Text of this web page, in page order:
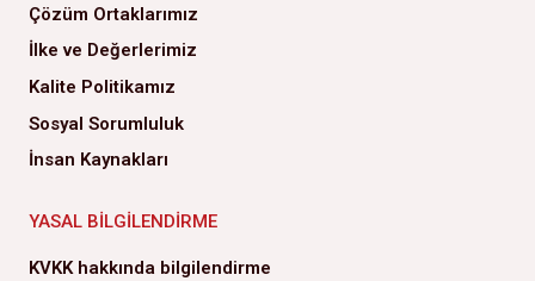
Çözüm Ortaklarımız
İlke ve Değerlerimiz
Kalite Politikamız
Sosyal Sorumluluk
İnsan Kaynakları
YASAL BILGILENDIRME
KVKK hakkında bilgilendirme